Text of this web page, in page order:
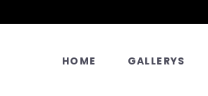
HOME GALLERYS